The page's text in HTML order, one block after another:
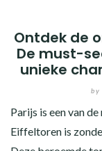
Ontdek de
De must-
unieke
by
Parijs is een van
Eiffeltoren is